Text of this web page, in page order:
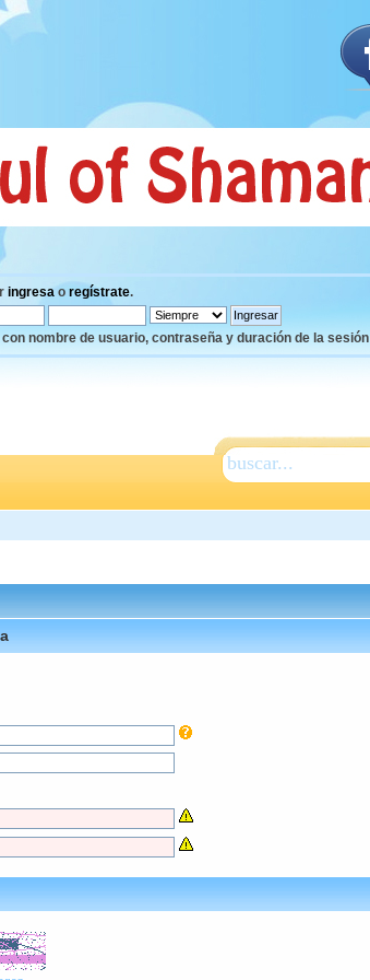
ingresa o regístrate.
con nombre de usuario, contraseña y duración de la sesión